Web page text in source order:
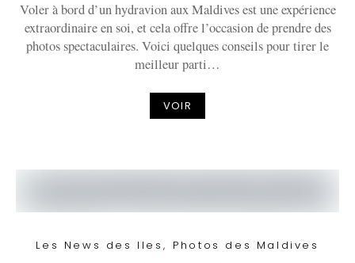
Voler à bord d’un hydravion aux Maldives est une expérience
extraordinaire en soi, et cela offre l’occasion de prendre des
photos spectaculaires. Voici quelques conseils pour tirer le
meilleur parti…
VOIR
Les News des Iles Photos des Maldives